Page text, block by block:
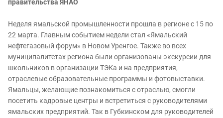
правительства ЯНАО
Неделя ямальской промышленности прошла в регионе с 15 по
22 марта. Главным событием недели стал «Ямальский
нефтегазовый форум» в Новом Уренгое. Также во всех
муниципалитетах региона были организованы экскурсии для
школьников в организации ТЭКа и на предприятия,
отраслевые образовательные программы и фотовыставки.
Ямальцы, желающие познакомиться с отраслью, смогли
посетить кадровые центры и встретиться с руководителями
ямальских предприятий. Так в Губкинском для руководителей